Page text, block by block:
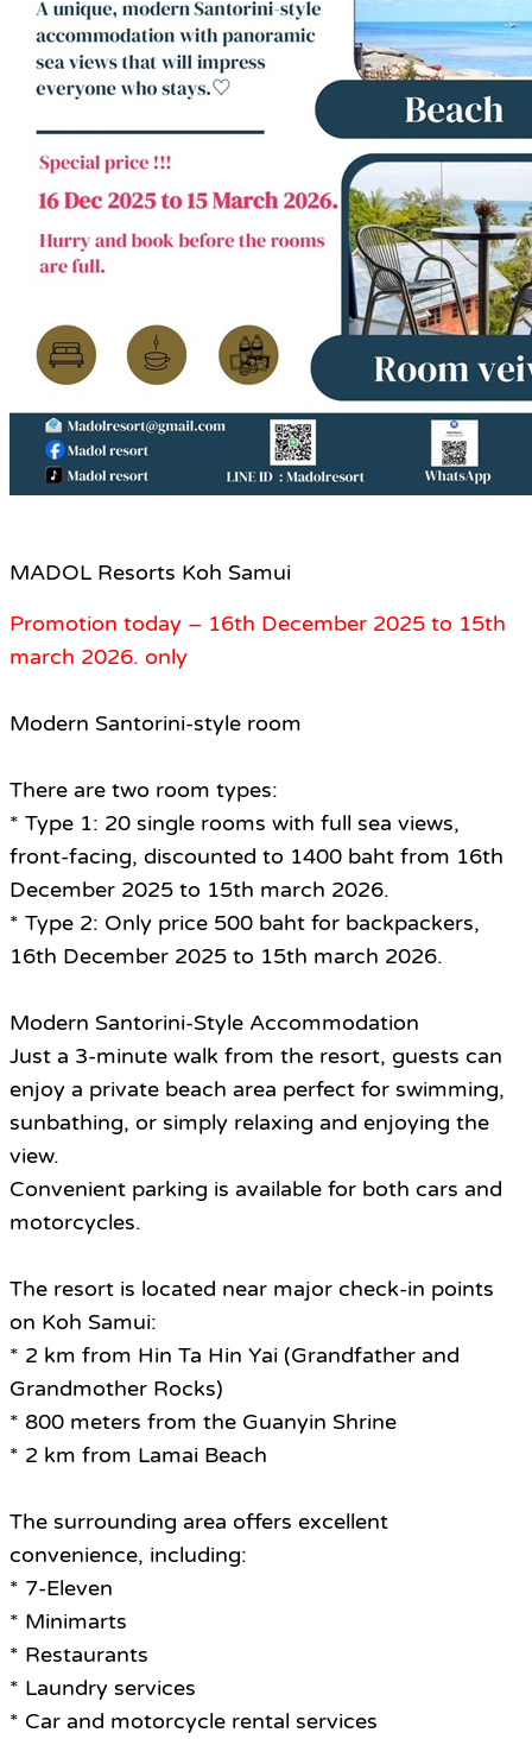
MADOL Resorts Koh Samui
Promotion today – 16th December 2025 to 15th
march 2026. only
Modern Santorini-style room
There are two room types:
* Type 1: 20 single rooms with full sea views,
front-facing, discounted to 1400 baht from 16th
December 2025 to 15th march 2026.
* Type 2: Only price 500 baht for backpackers,
16th December 2025 to 15th march 2026.
Modern Santorini-Style Accommodation
Just a 3-minute walk from the resort, guests can
enjoy a private beach area perfect for swimming,
sunbathing, or simply relaxing and enjoying the
view.
Convenient parking is available for both cars and
motorcycles.
The resort is located near major check-in points
on Koh Samui:
* 2 km from Hin Ta Hin Yai (Grandfather and
Grandmother Rocks)
* 800 meters from the Guanyin Shrine
* 2 km from Lamai Beach
The surrounding area offers excellent
convenience, including:
* 7-Eleven
* Minimarts
* Restaurants
* Laundry services
* Car and motorcycle rental services